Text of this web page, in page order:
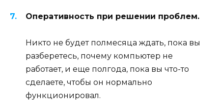
Оперативность при решении проблем.
Никто не будет полмесяца ждать, пока вы
разберетесь, почему компьютер не
работает, и еще полгода, пока вы что-то
сделаете, чтобы он нормально
функционировал.